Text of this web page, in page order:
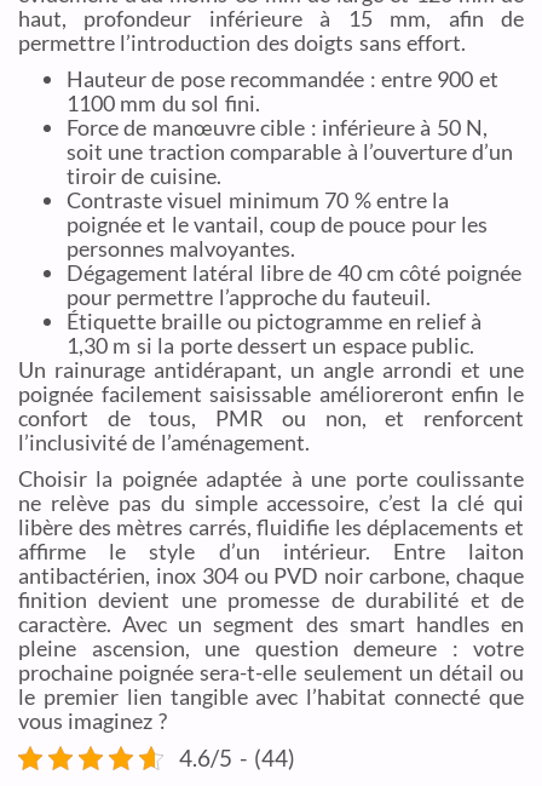
haut, profondeur inférieure à 15 mm, afin de
permettre l’introduction des doigts sans effort.
Hauteur de pose recommandée : entre 900 et
1100 mm du sol fini.
Force de manœuvre cible : inférieure à 50 N,
soit une traction comparable à l’ouverture d’un
tiroir de cuisine.
Contraste visuel minimum 70 % entre la
poignée et le vantail, coup de pouce pour les
personnes malvoyantes.
Dégagement latéral libre de 40 cm côté poignée
pour permettre l’approche du fauteuil.
Étiquette braille ou pictogramme en relief à
1,30 m si la porte dessert un espace public.
Un rainurage antidérapant, un angle arrondi et une
poignée facilement saisissable amélioreront enfin le
confort de tous, PMR ou non, et renforcent
l’inclusivité de l’aménagement.
Choisir la poignée adaptée à une porte coulissante
ne relève pas du simple accessoire, c’est la clé qui
libère des mètres carrés, fluidifie les déplacements et
affirme le style d’un intérieur. Entre laiton
antibactérien, inox 304 ou PVD noir carbone, chaque
finition devient une promesse de durabilité et de
caractère. Avec un segment des smart handles en
pleine ascension, une question demeure : votre
prochaine poignée sera-t-elle seulement un détail ou
le premier lien tangible avec l’habitat connecté que
vous imaginez ?
4.6/5 - (44)